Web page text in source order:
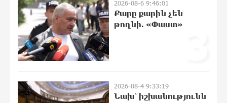
անթույլատրելի է. ՄԻՊ
21:10:46 8-08-2026
Զելենսկին ու Վուչիչը քննարկել են
համագործակցությունն ընդլայնելու
հնարավորությունները
20:51:38 8-08-2026
Հրդեհի ահազանգ Սայաթ-Նովա
2026-08-6 9:46:01
Քարը քարին չեն
թողնի. «Փաստ»
2026-08-4 9:33:19
Նախ՝ իշխանությունն